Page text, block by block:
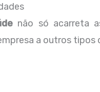
não só acarreta
a outros tipos